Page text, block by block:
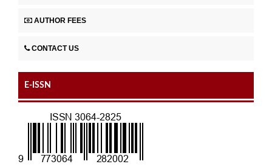
AUTHOR FEES
CONTACT US
E-ISSN